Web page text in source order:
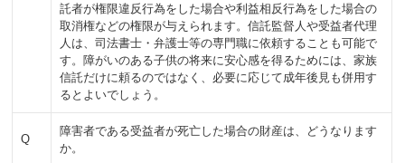
託者が権限違反行為をした場合や利益相反行為をした場合の
取消権などの権限が与えられます。信託監督人や受益者代理
人は、司法書士・弁護士等の専門職に依頼することも可能で
す。障がいのある子供の将来に安心感を得るためには、家族
信託だけに頼るのではなく、必要に応じて成年後見も併用す
るとよいでしょう。
Q
障害者である受益者が死亡した場合の財産は、どうなります
か。